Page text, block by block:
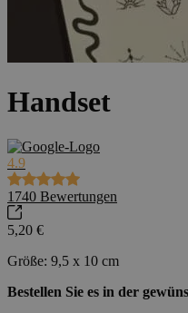
Handset
4.9
1740 Bewertungen
5,20 €
Größe: 9,5 x 10 cm
Bestellen Sie es in der